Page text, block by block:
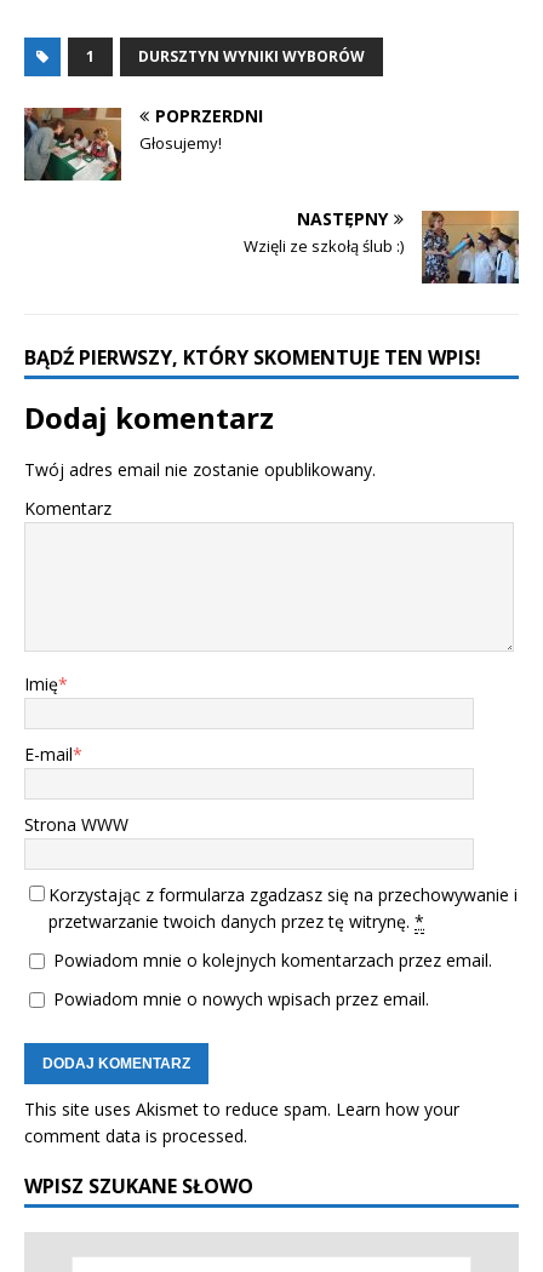
1 DURSZTYN WYNIKI WYBORÓW
POPRZERDNI
Głosujemy!
NASTĘPNY
Wzięli ze szkołą ślub :)
BĄDŹ PIERWSZY, KTÓRY SKOMENTUJE TEN WPIS!
Dodaj komentarz
Twój adres email nie zostanie opublikowany.
Komentarz
Imię*
E-mail*
Strona WWW
Korzystając z formularza zgadzasz się na przechowywanie i
przetwarzanie twoich danych przez tę witrynę. *
Powiadom mnie o kolejnych komentarzach przez email.
Powiadom mnie o nowych wpisach przez email.
This site uses Akismet to reduce spam. Learn how your
comment data is processed.
WPISZ SZUKANE SŁOWO